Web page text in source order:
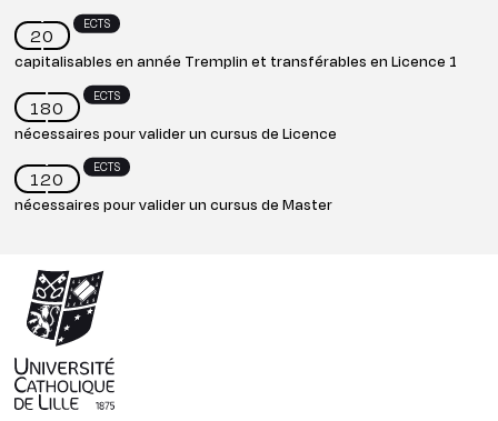
20 ECTS
capitalisables en année Tremplin et transférables en Licence 1
180 ECTS
nécessaires pour valider un cursus de Licence
120 ECTS
nécessaires pour valider un cursus de Master